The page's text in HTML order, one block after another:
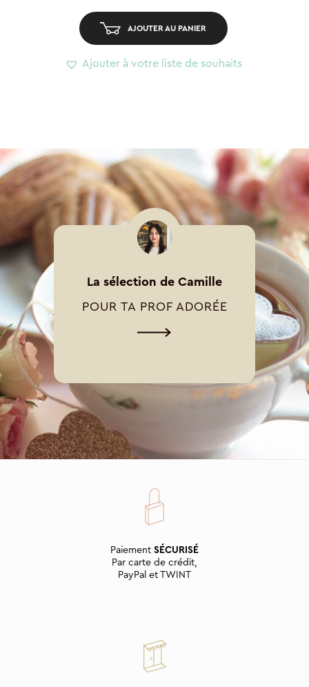
AJOUTER AU PANIER
Ajouter à votre liste de souhaits
La sélection de Camille
POUR TA PROF ADORÉE
Paiement SÉCURISÉ
Par carte de crédit,
PayPal et TWINT